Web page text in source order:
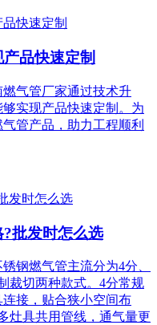
品快速定制
气管厂家通过技术升
实现产品快速定制。为
管产品，助力工程顺利
批发时怎么选
钢燃气管主流分为4分、
裁切两种款式。4分常规
接，贴合狭小空间布
灶具共用管线，通气量更